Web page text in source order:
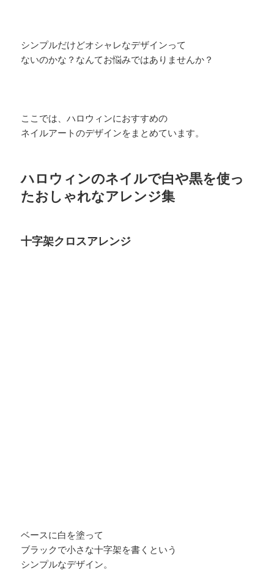
シンプルだけどオシャレなデザインって
ないのかな？なんてお悩みではありませんか？
ここでは、ハロウィンにおすすめの
ネイルアートのデザインをまとめています。
ハロウィンのネイルで白や黒を使っ
たおしゃれなアレンジ集
十字架クロスアレンジ
ベースに白を塗って
ブラックで小さな十字架を書くという
シンプルなデザイン。